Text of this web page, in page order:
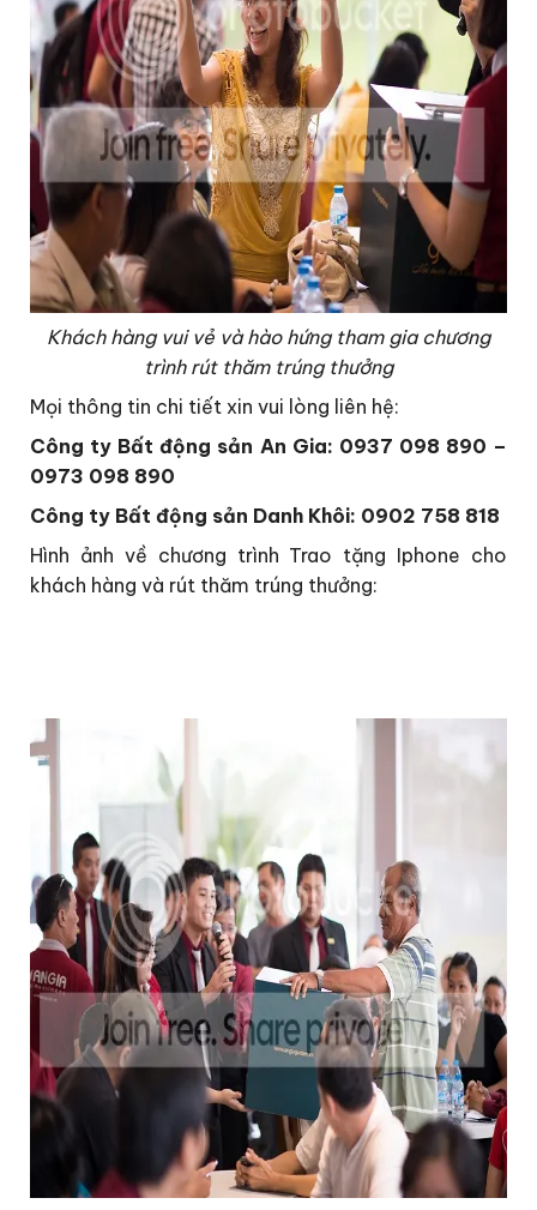
Khách hàng vui vẻ và hào hứng tham gia chương
trình rút thăm trúng thưởng
Mọi thông tin chi tiết xin vui lòng liên hệ:
Công ty Bất động sản An Gia: 0937 098 890 –
0973 098 890
Công ty Bất động sản Danh Khôi: 0902 758 818
Hình ảnh về chương trình Trao tặng Iphone cho
khách hàng và rút thăm trúng thưởng: